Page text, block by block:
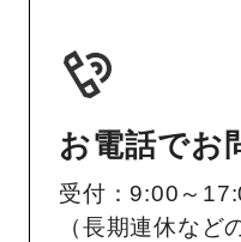
お電話でお
受付：9:00～
（長期連休など